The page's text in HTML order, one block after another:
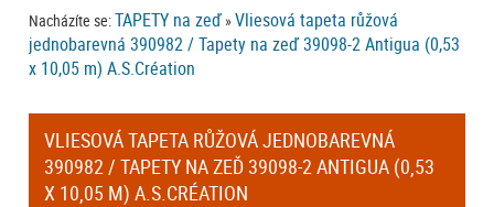
Nacházíte se:TAPETY na zeď »Vliesová tapeta růžová
jednobarevná 390982 / Tapety na zeď 39098-2 Antigua (0,53
x 10,05 m) A.S.Création
VLIESOVÁ TAPETA RŮŽOVÁ JEDNOBAREVNÁ
390982 / TAPETY NA ZEĎ 39098-2 ANTIGUA (0,53
X 10,05 M) A.S.CRÉATION